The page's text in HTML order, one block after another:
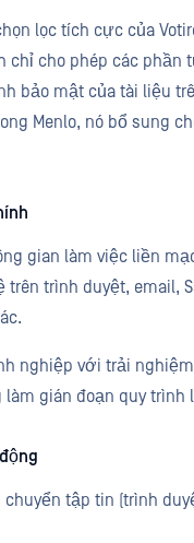
lọc tích cực của
chỉ cho phép các phần
bảo mật của tài liệu
Menlo, nó bổ sung
gian làm việc liền
trên trình duyệt, email,
nghiệp với trải
làm gián đoạn quy trình
chuyển tập tin (trình